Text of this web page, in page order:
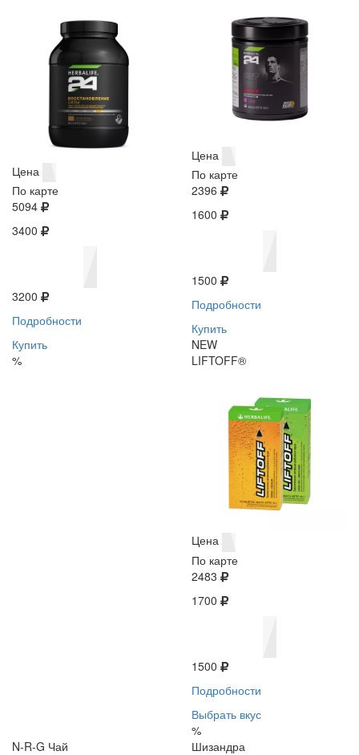
Цена
По карте
5094
3400
3200
Подробности
Купить
%
Цена
По карте
2396
1600
1500
Подробности
Купить
NEW
LIFTOFF®
Цена
По карте
2483
1700
1500
Подробности
Выбрать вкус
%
N-R-G Чай
Шизандра